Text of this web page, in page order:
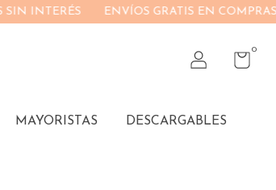
EN COMPRAS +$150.000 10% DE
0
MAYORISTAS DESCARGABLES